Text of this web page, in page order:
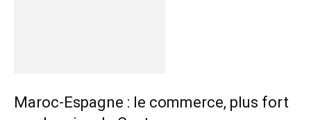
Maroc-Espagne : le commerce, plus fort